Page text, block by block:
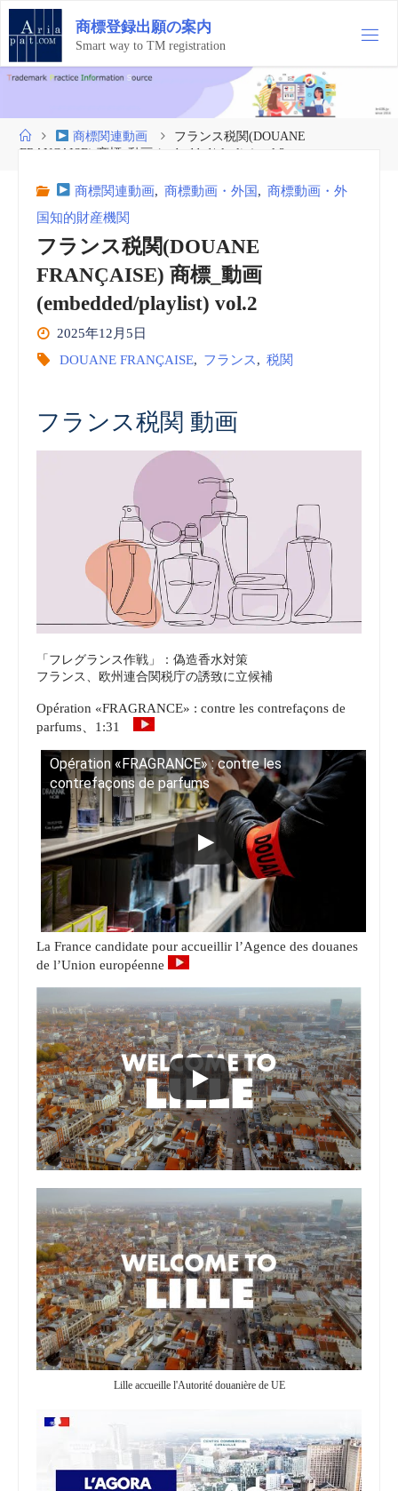
コ
テ
ン
ツ
ス
商標登録出願の案内
Smart way to TM registration
ホ
ー
商標関連動画
フランス税関(DOUANE
FRANÇAISE) 商標_動画 (embedded/playlist) vol.2
商標関連動画, 商標動画・外国, 商標動画・外
国知的財産機関
フランス税関(DOUANE
FRANÇAISE) 商標_動画
(embedded/playlist) vol.2
2025年12月5日
DOUANE FRANÇAISE, フランス, 税関
フランス税関 動画
「フレグランス作戦」：偽造香水対策
フランス、欧州連合関税庁の誘致に立候補
Opération «FRAGRANCE» : contre les contrefaçons de
parfums、1:31
Opération «FRAGRANCE» : contre les
contrefaçons de parfums
La France candidate pour accueillir l’Agence des douanes
de l’Union européenne
Lille accueille l'Autorité douanière de UE